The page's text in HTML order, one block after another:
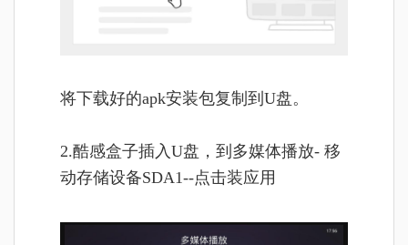
将下载好的apk安装包复制到U盘。
2.酷感盒子插入U盘，到多媒体播放- 移
动存储设备SDA1--点击装应用